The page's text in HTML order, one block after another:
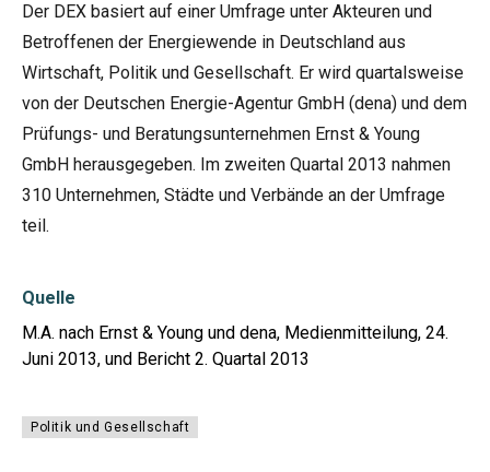
Der DEX basiert auf einer Umfrage unter Akteuren und
Betroffenen der Energiewende in Deutschland aus
Wirtschaft, Politik und Gesellschaft. Er wird quartalsweise
von der Deutschen Energie-Agentur GmbH (dena) und dem
Prüfungs- und Beratungsunternehmen Ernst & Young
GmbH herausgegeben. Im zweiten Quartal 2013 nahmen
310 Unternehmen, Städte und Verbände an der Umfrage
teil.
Quelle
M.A. nach Ernst & Young und dena, Medienmitteilung, 24.
Juni 2013, und Bericht 2. Quartal 2013
Politik und Gesellschaft